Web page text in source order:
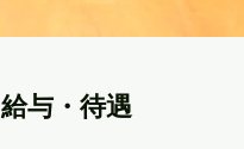
給与・待遇